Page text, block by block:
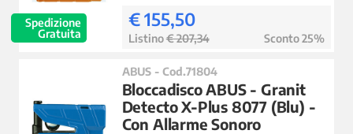
Spedizione
Gratuita
€ 155,50
Listino€ 207,34 Sconto 25%
ABUS - Cod.71804
Bloccadisco ABUS - Granit
Detecto X-Plus 8077 (Blu) -
Con Allarme Sonoro